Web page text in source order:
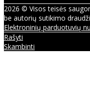
2026 © Visos teisės
be autorių sutikimo
Elektroninių parduotuvių
Rašyti
Skambinti